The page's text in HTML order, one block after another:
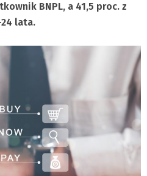
BNPL, a 41,5 proc. z
lata.